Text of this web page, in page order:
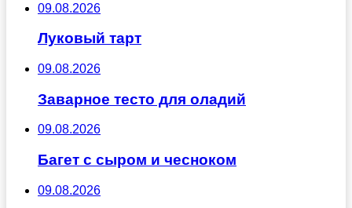
09.08.2026
Луковый тарт
09.08.2026
Заварное тесто для оладий
09.08.2026
Багет с сыром и чесноком
09.08.2026